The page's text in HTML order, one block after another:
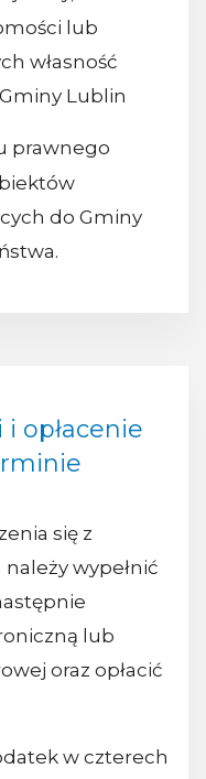
lub
własność
Lublin
prawnego
do Gminy
i opłacenie
się z
wypełnić
lub
oraz opłacić
w czterech